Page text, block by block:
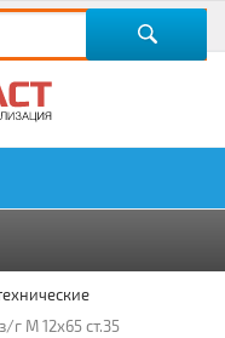
г М 12х65 ст.35